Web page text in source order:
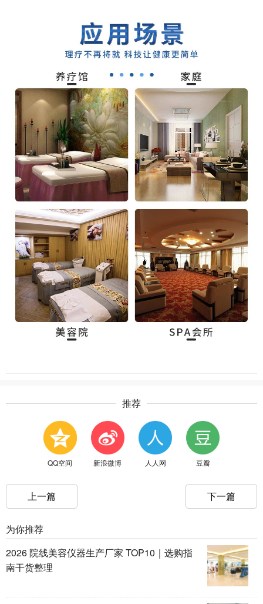
推荐
QQ空间 新浪微博 人人网 豆瓣
上一篇 下一篇
为你推荐
2026 院线美容仪器生产厂家 TOP10｜选购指
南干货整理